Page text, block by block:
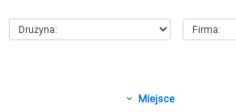
Miejsce